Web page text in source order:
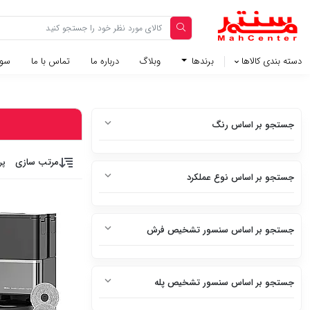
دسته بندی کالاها برندها وبلاگ‌ درباره ما تماس با ما
جستجو بر اساس رنگ
سفید متالیک
استیل
جستجو بر اساس نوع عملکرد
کشی
جستجو بر اساس سنسور تشخیص فرش
دارد
جستجو بر اساس سنسور تشخیص پله
مرتب سازی